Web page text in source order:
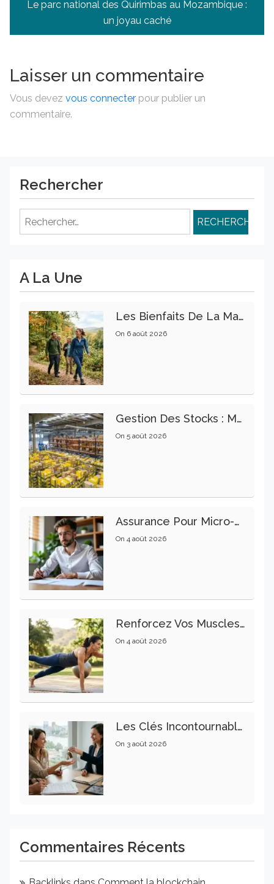
l’article
Le parc national des Quirimbas au Mozambique :
un joyau caché
Laisser un commentaire
Vous devez vous connecter pour publier un
commentaire.
Rechercher
Rechercher :
A La Une
Les Bienfaits De La Marche Sur La Santé Physique Et Mentale
On 6 août 2026
Gestion Des Stocks : Meilleures Pratiques Intralogistiques
On 5 août 2026
Assurance Pour Micro-Entrepreneur : Les Garanties Essentielles À Connaître
On 4 août 2026
Renforcez Vos Muscles Profonds Pour Apaiser Votre Mal De Dos
On 4 août 2026
Les Clés Incontournables Pour Réussir Vos Transactions Immobilières
On 3 août 2026
Commentaires Récents